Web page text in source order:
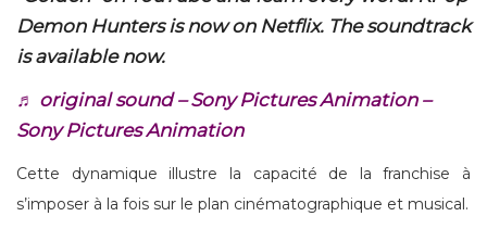
Demon Hunters is now on Netflix. The soundtrack
is available now.
♬ original sound – Sony Pictures Animation –
Sony Pictures Animation
Cette dynamique illustre la capacité de la franchise à
s’imposer à la fois sur le plan cinématographique et musical.